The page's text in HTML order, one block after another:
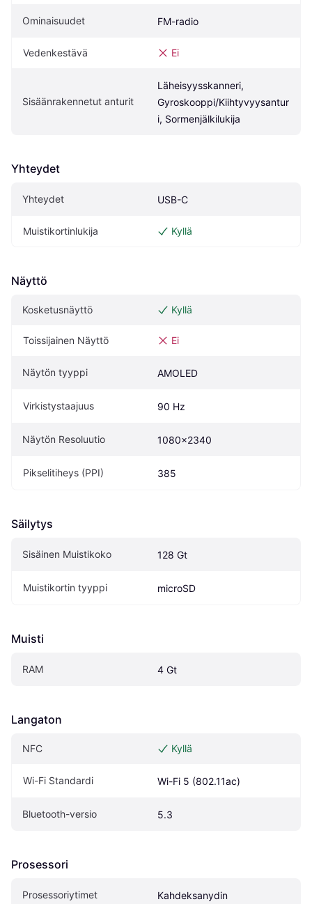
Ominaisuudet FM-radio
Vedenkestävä Ei
Sisäänrakennetut anturit
Läheisyysskanneri,
Gyroskooppi/Kiihtyvyysantur
i, Sormenjälkilukija
Yhteydet
Yhteydet USB-C
Muistikortinlukija Kyllä
Näyttö
Kosketusnäyttö Kyllä
Toissijainen Näyttö Ei
Näytön tyyppi AMOLED
Virkistystaajuus 90 Hz
Näytön Resoluutio 1080x2340
Pikselitiheys (PPI) 385
Säilytys
Sisäinen Muistikoko 128 Gt
Muistikortin tyyppi microSD
Muisti
RAM 4 Gt
Langaton
NFC Kyllä
Wi-Fi Standardi Wi-Fi 5 (802.11ac)
Bluetooth-versio 5.3
Prosessori
Prosessoriytimet Kahdeksanydin